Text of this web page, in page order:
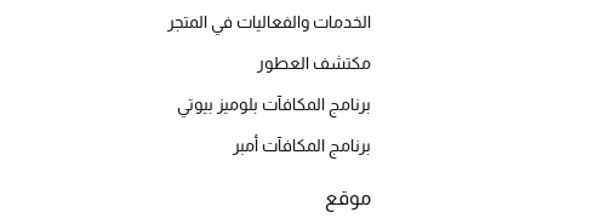
الخدمات والفعاليات في المتجر
مكتشف العطور
برنامج المكافآت بلوميز بيوتي
برنامج المكافآت أمبر
موقع